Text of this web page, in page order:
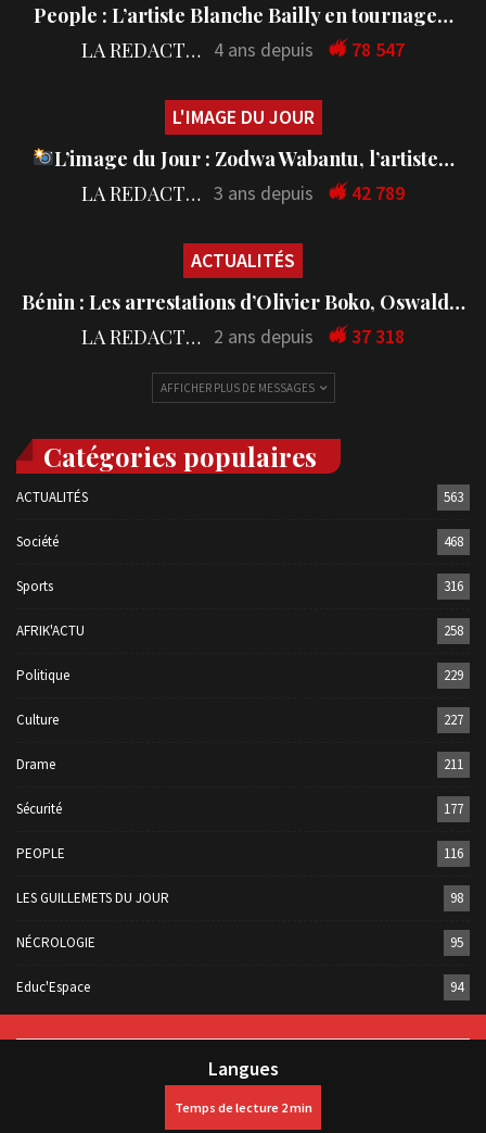
People : L’artiste Blanche Bailly en tournage…
LA REDACTION 4 ans depuis 78 547
L'IMAGE DU JOUR
L’image du Jour : Zodwa Wabantu, l’artiste…
LA REDACTION 3 ans depuis 42 789
ACTUALITÉS
Bénin : Les arrestations d’Olivier Boko, Oswald…
LA REDACTION 2 ans depuis 37 318
AFFICHER PLUS DE MESSAGES
Catégories populaires
ACTUALITÉS 563
Société 468
Sports 316
AFRIK'ACTU 258
Politique 229
Culture 227
Drame 211
Sécurité 177
PEOPLE 116
LES GUILLEMETS DU JOUR 98
NÉCROLOGIE 95
Educ'Espace 94
Langues